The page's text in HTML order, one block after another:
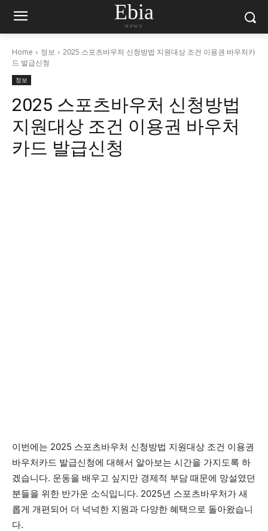
Ebia
news
Home 정보
2025 스포츠바우처 신청방법 지원대상 조건 이용권 바우처카
드 발급신청
정보
2025 스포츠바우처 신청방법
지원대상 조건 이용권 바우처
카드 발급신청
이번에는 2025 스포츠바우처 신청방법 지원대상 조건 이용권
바우처카드 발급신청에 대해서 알아보는 시간을 가지도록 하
겠습니다. 운동을 배우고 싶지만 경제적 부담 때문에 망설였던
분들을 위한 반가운 소식입니다. 2025년 스포츠바우처가 새
롭게 개편되어 더 넉넉한 지원과 다양한 혜택으로 돌아왔습니
다.